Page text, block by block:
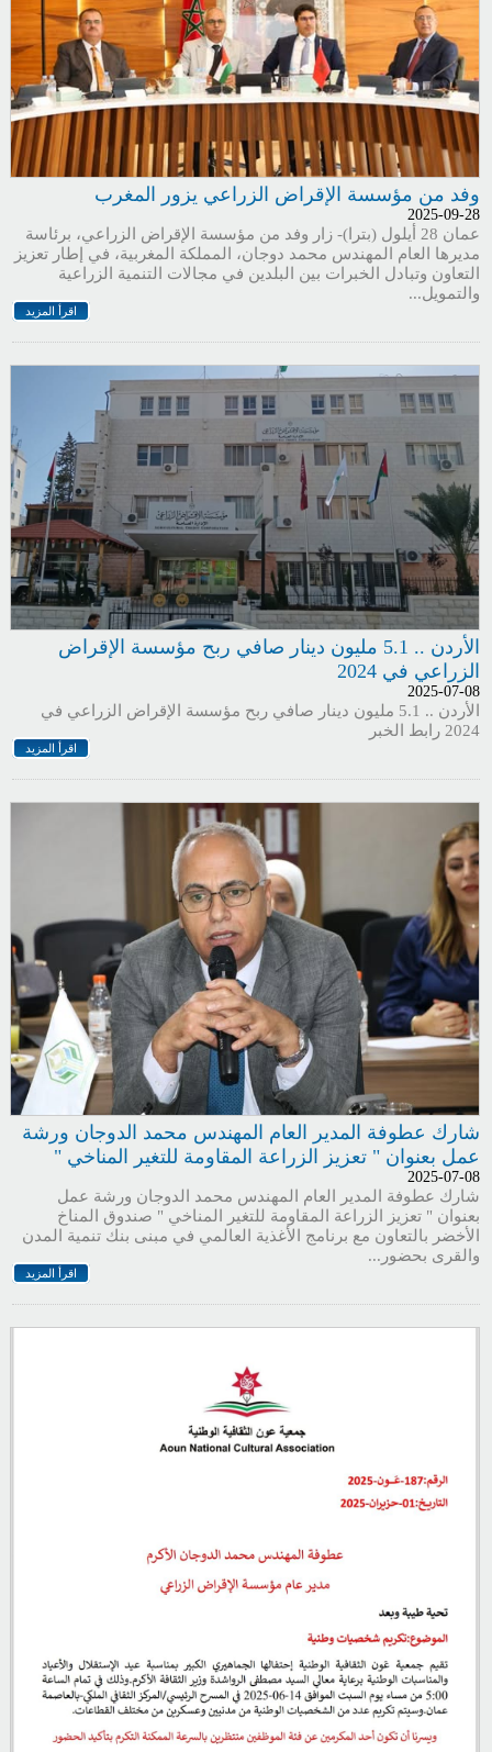
وفد من مؤسسة الإقراض الزراعي يزور المغرب
2025-09-28
عمان 28 أيلول (بترا)- زار وفد من مؤسسة الإقراض الزراعي، برئاسة
مديرها العام المهندس محمد دوجان، المملكة المغربية، في إطار تعزيز
التعاون وتبادل الخبرات بين البلدين في مجالات التنمية الزراعية
والتمويل...
اقرأ المزيد
الأردن .. 5.1 مليون دينار صافي ربح مؤسسة الإقراض
الزراعي في 2024
2025-07-08
الأردن .. 5.1 مليون دينار صافي ربح مؤسسة الإقراض الزراعي في
2024 رابط الخبر
اقرأ المزيد
شارك عطوفة المدير العام المهندس محمد الدوجان ورشة
عمل بعنوان " تعزيز الزراعة المقاومة للتغير المناخي "
2025-07-08
شارك عطوفة المدير العام المهندس محمد الدوجان ورشة عمل
بعنوان " تعزيز الزراعة المقاومة للتغير المناخي " صندوق المناخ
الأخضر بالتعاون مع برنامج الأغذية العالمي في مبنى بنك تنمية المدن
والقرى بحضور...
اقرأ المزيد